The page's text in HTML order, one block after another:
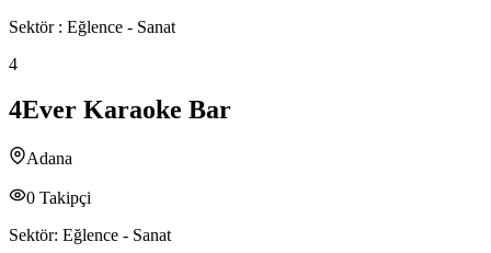
Sektör : Eğlence - Sanat
4
4Ever Karaoke Bar
Adana
0 Takipçi
Sektör: Eğlence - Sanat